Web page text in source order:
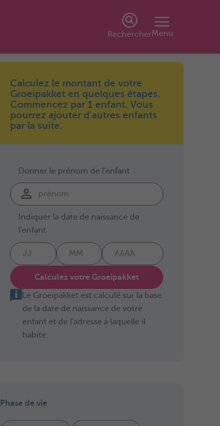
RechercherMenu
Calculez le montant de votre
Groeipakket en quelques étapes.
Commencez par 1 enfant. Vous
pourrez ajouter d'autres enfants
par la suite.
Donner le prénom de l'enfant
Indiquer la date de naissance de
l'enfant
Calculez votre Groeipakket
Le Groeipakket est calculé sur la base
de la date de naissance de votre
enfant et de l'adresse à laquelle il
habite.
Phase de vie